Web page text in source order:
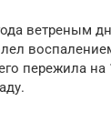
ветреным
пережила на